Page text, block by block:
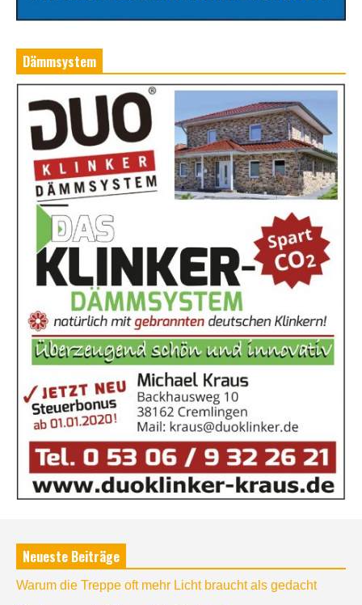
Dämmsystem
Neueste Beiträge
Warum die Treppe oft mehr Licht braucht als gedacht